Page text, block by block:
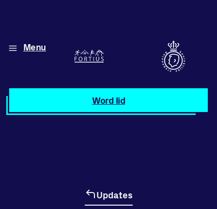
Menu
Word lid
Diverse disciplines
Atletiek
Updates